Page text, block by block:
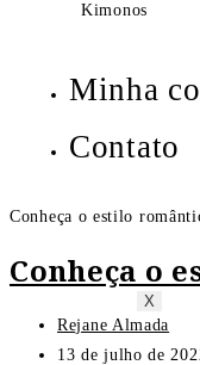
Kimonos
Minha
Contato
X
Conheça o estilo
Conheça o
Rejane Almada
13 de julho de